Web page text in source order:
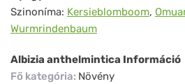
anthelmintica
Szinoníma: Kersieblomboom,
Wurmrindenbaum
Albizia anthelmintica Információ
Fő kategória: Növény